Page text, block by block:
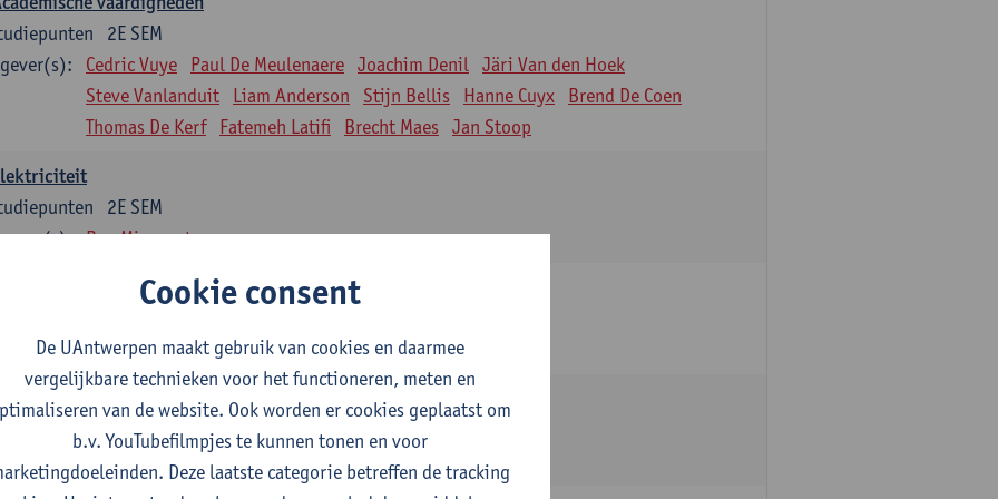
2E SEM
Cedric Vuye Paul De Meulenaere Joachim Denil Järi Van den Hoek
Steve Vanlanduit
Liam Anderson Stijn Bellis Hanne Cuyx
Brend De Coen
Thomas De Kerf
Fatemeh Latifi Brecht Maes Jan Stoop
2E SEM
Ben Minnaert
en Dynamica
Gunther Steenackers Steven Lenssen
2E SEM
studiepunten
Linda Beenaerts
Cookie consent
De UAntwerpen maakt gebruik van cookies en daarmee
vergelijkbare technieken voor het functioneren, meten en
van de website. Ook worden er cookies geplaatst om
b.v. YouTubefilmpjes te kunnen tonen en voor
Deze laatste categorie betreffen de tracking